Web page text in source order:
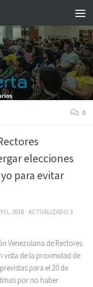
0
elecciones
para evitar
2018 · ACTUALIZADO 3
Venezolana de Rectores
vista de la proximidad de
para el 20 de
por no haber